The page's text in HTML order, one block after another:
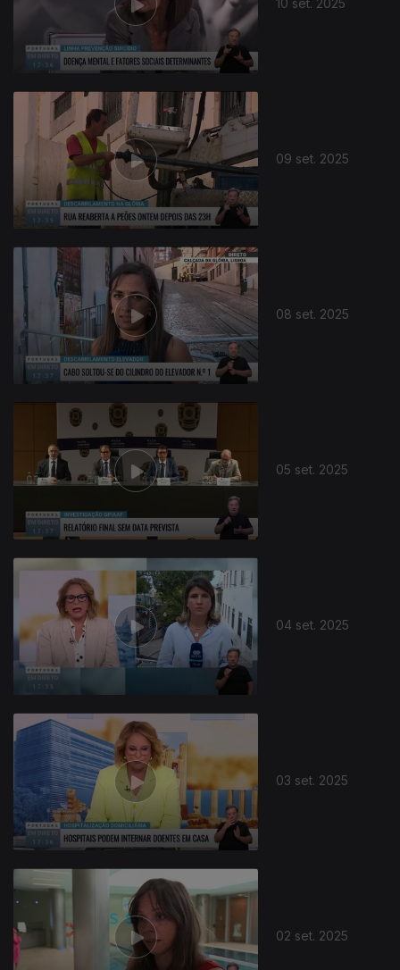
09 set. 2025
08 set. 2025
05 set. 2025
873764
04 set. 2025
03 set. 2025
02 set. 2025